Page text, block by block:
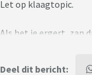
Let op klaagtopic.
Als het je ergert, zap
Deel dit bericht: